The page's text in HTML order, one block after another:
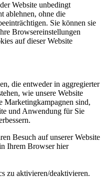
Website unbedingt
ablehnen, ohne die
Sie können sie
Browsereinstellungen
auf dieser Website
die entweder in aggregierter
wie unsere Website
Marketingkampagnen sind,
und Anwendung für Sie
Besuch auf unserer Website
Ihrem Browser hier
zu aktivieren/deaktivieren.